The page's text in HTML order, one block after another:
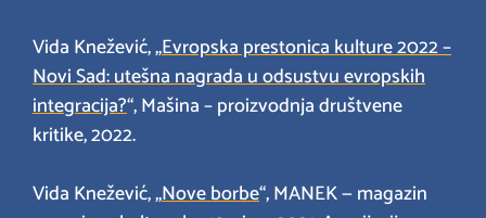
Vida Knežević, „Evropska prestonica kulture 2022 –
Novi Sad: utešna nagrada u odsustvu evropskih
integracija?“, Mašina – proizvodnja društvene
kritike, 2022.
Vida Knežević, „Nove borbe“, MANEK — magazin